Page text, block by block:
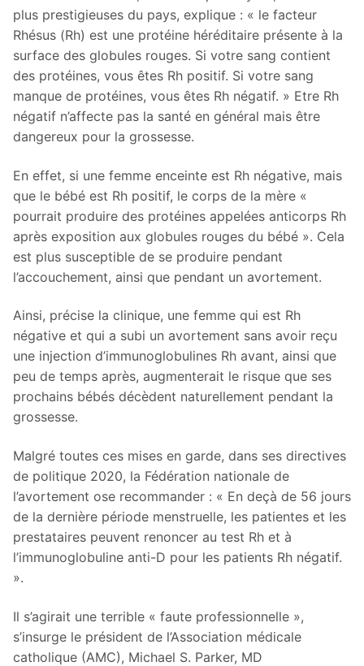
plus prestigieuses du pays, explique : « le facteur
Rhésus (Rh) est une protéine héréditaire présente à la
surface des globules rouges. Si votre sang contient
des protéines, vous êtes Rh positif. Si votre sang
manque de protéines, vous êtes Rh négatif. » Etre Rh
négatif n’affecte pas la santé en général mais être
dangereux pour la grossesse.
En effet, si une femme enceinte est Rh négative, mais
que le bébé est Rh positif, le corps de la mère «
pourrait produire des protéines appelées anticorps Rh
après exposition aux globules rouges du bébé ». Cela
est plus susceptible de se produire pendant
l’accouchement, ainsi que pendant un avortement.
Ainsi, précise la clinique, une femme qui est Rh
négative et qui a subi un avortement sans avoir reçu
une injection d’immunoglobulines Rh avant, ainsi que
peu de temps après, augmenterait le risque que ses
prochains bébés décèdent naturellement pendant la
grossesse.
Malgré toutes ces mises en garde, dans ses directives
de politique 2020, la Fédération nationale de
l’avortement ose recommander : « En deçà de 56 jours
de la dernière période menstruelle, les patientes et les
prestataires peuvent renoncer au test Rh et à
l’immunoglobuline anti-D pour les patients Rh négatif.
».
Il s’agirait une terrible « faute professionnelle »,
s’insurge le président de l’Association médicale
catholique (AMC), Michael S. Parker, MD